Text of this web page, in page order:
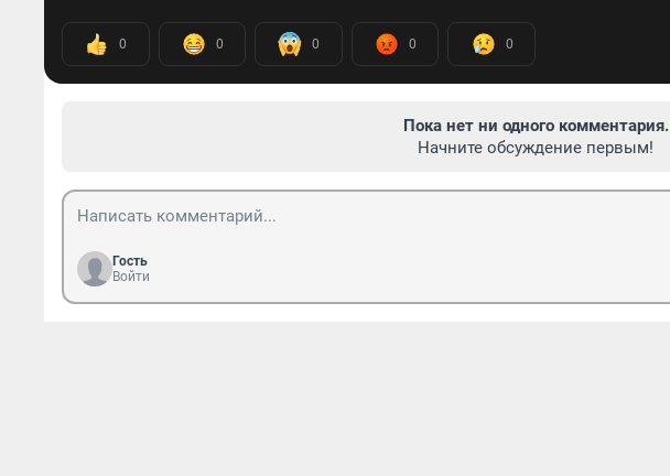
0 0 0 0 0
Пока нет ни одного комментария.
Начните обсуждение первым!
Гость
Войти